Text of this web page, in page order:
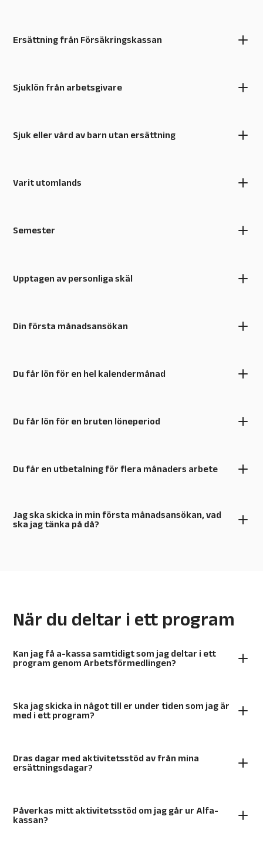
Ersättning från Försäkringskassan
Sjuklön från arbetsgivare
Sjuk eller vård av barn utan ersättning
Varit utomlands
Semester
Upptagen av personliga skäl
Din första månadsansökan
Du får lön för en hel kalendermånad
Du får lön för en bruten löneperiod
Du får en utbetalning för flera månaders arbete
Jag ska skicka in min första månadsansökan, vad
ska jag tänka på då?
När du deltar i ett program
Kan jag få a-kassa samtidigt som jag deltar i ett
program genom Arbetsförmedlingen?
Ska jag skicka in något till er under tiden som jag är
med i ett program?
Dras dagar med aktivitetsstöd av från mina
ersättningsdagar?
Påverkas mitt aktivitetsstöd om jag går ur Alfa-
kassan?